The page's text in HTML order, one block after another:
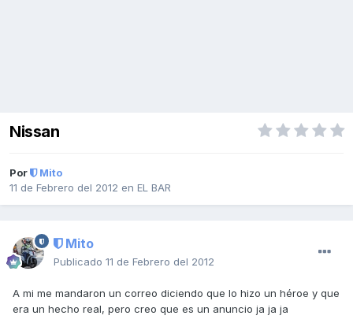
Nissan
Por
Mito
11 de Febrero del 2012 en EL BAR
Mito
Publicado 11 de Febrero del 2012
A mi me mandaron un correo diciendo que lo hizo un héroe y que
era un hecho real, pero creo que es un anuncio ja ja ja